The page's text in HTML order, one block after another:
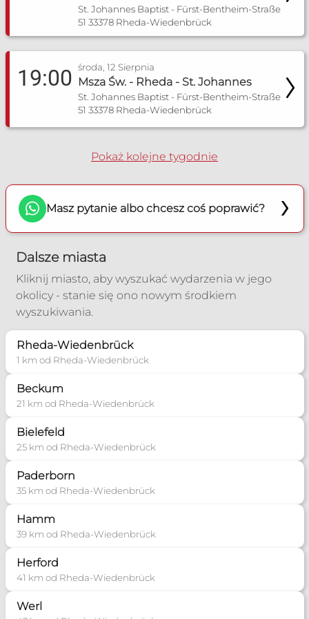
Poradnia Bochum
Zakres pomocy:
Poradnia dla narzeczonych
Poradnia małżeńska
Poradnia lekarska
Dyżur: Telefon czynny w środy od 20:00 do
g.janecka@gmx
Poradnia Dortmund
Zakres pomocy:
Poradnia dla narzeczonych
Poradnia małżeńska
+49 23129389
Poradnia Werl
Poradnia dla narzeczonych
Poradnia małżeńska
+49 15779444247
Poradnia Kassel
Poradnia dla narzeczonych
pmkkasselbiuro@t-online.de
St. Johannes Baptist - Fürst-Bentheim-Straße
51 33378 Rheda-Wiedenbrück
19:00 środa, 12 Sierpnia
Msza Św. - Rheda - St. Johannes
St. Johannes Baptist - Fürst-Bentheim-Straße
51 33378 Rheda-Wiedenbrück
Pokaż kolejne tygodnie
Masz pytanie albo chcesz coś poprawić?
Dalsze miasta
Kliknij miasto, aby wyszukać wydarzenia w jego
okolicy - stanie się ono nowym środkiem
wyszukiwania.
Rheda-Wiedenbrück
1 km od Rheda-Wiedenbrück
Beckum
21 km od Rheda-Wiedenbrück
Bielefeld
25 km od Rheda-Wiedenbrück
Paderborn
35 km od Rheda-Wiedenbrück
Hamm
39 km od Rheda-Wiedenbrück
Herford
41 km od Rheda-Wiedenbrück
Werl